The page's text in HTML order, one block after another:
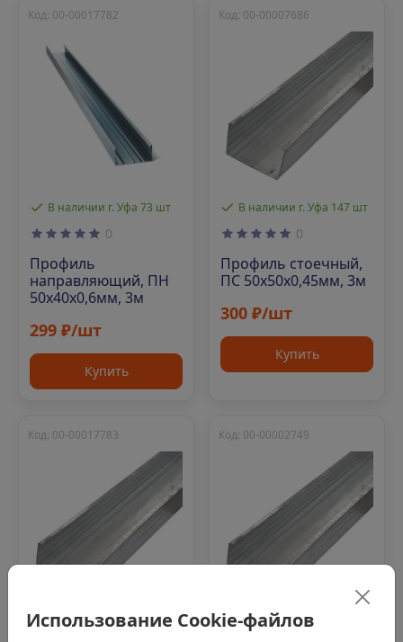
В наличии г. Уфа 73 шт
Код: 00-00017782
0
Профиль
направляющий, ПН
50х40х0,6мм, 3м
299 ₽/шт
Купить
В наличии г. Уфа 147 шт
Код: 00-00007686
0
Профиль стоечный,
ПС 50х50х0,45мм, 3м
300 ₽/шт
Купить
В наличии г. Уфа 150 шт
Код: 00-00017783
В наличии г. Уфа 97 шт
Код: 00-00002749
Использование Cookie-файлов